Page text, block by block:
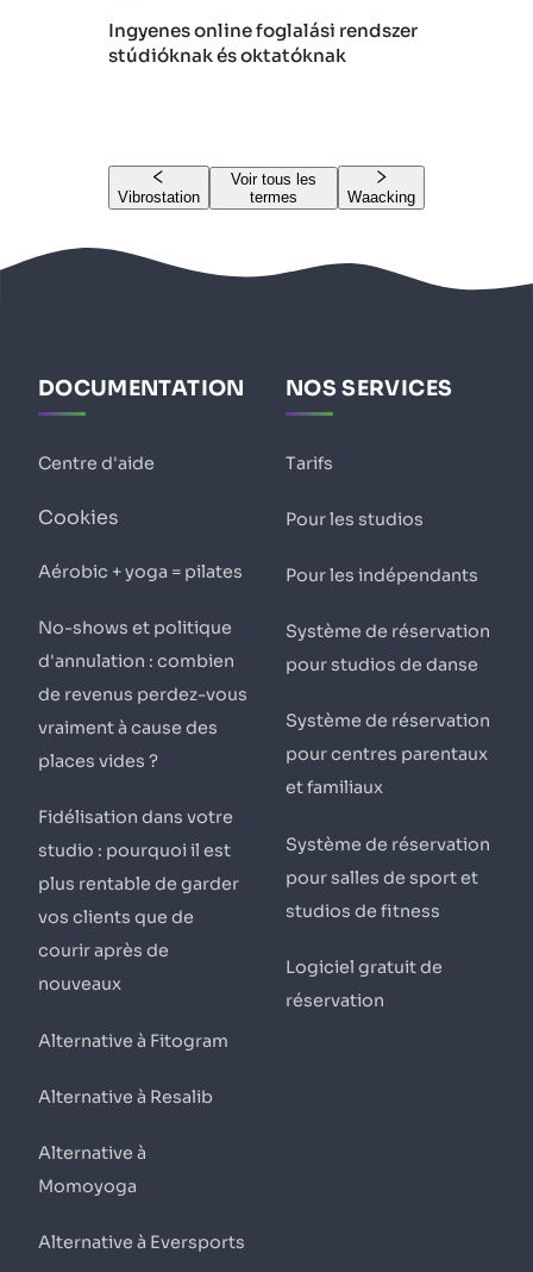
Ingyenes online foglalási rendszer
stúdióknak és oktatóknak
Vibrostation
Voir tous les
termes
Waacking
DOCUMENTATION
Centre d'aide
Cookies
Aérobic + yoga = pilates
No-shows et politique
d'annulation : combien
de revenus perdez-vous
vraiment à cause des
places vides ?
Fidélisation dans votre
studio : pourquoi il est
plus rentable de garder
vos clients que de
courir après de
nouveaux
Alternative à Fitogram
Alternative à Resalib
Alternative à
Momoyoga
Alternative à Eversports
NOS SERVICES
Tarifs
Pour les studios
Pour les indépendants
Système de réservation
pour studios de danse
Système de réservation
pour centres parentaux
et familiaux
Système de réservation
pour salles de sport et
studios de fitness
Logiciel gratuit de
réservation